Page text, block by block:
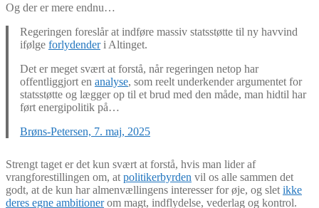
Og der er mere endnu…
Regeringen foreslår at indføre massiv statsstøtte til ny havvind
ifølge forlydenderi Altinget.
Det er meget svært at forstå, når regeringen netop har
offentliggjort en analyse, som reelt underkender argumentet for
statsstøtte og lægger op til et brud med den måde, man hidtil har
ført energipolitik på…
Brøns-Petersen, 7. maj, 2025
Strengt taget er det kun svært at forstå, hvis man lider af
vrangforestillingen om, at politikerbyrden vil os alle sammen det
godt, at de kun har almenvællingens interesser for øje, og slet ikke
deres egne ambitionerom magt, indflydelse, vederlag og kontrol.